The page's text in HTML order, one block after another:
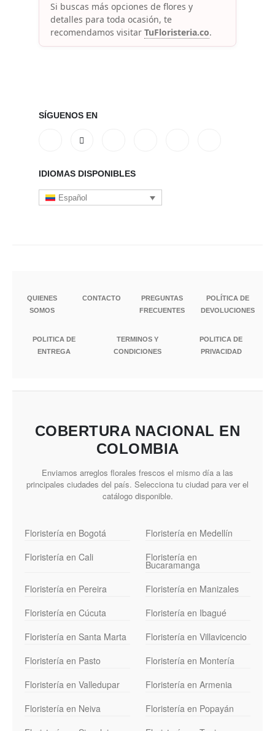
Si buscas más opciones de flores y
detalles para toda ocasión, te
recomendamos visitar TuFloristeria.co.
SÍGUENOS EN
IDIOMAS DISPONIBLES
Español
QUIENES
SOMOS
CONTACTO
PREGUNTAS
FRECUENTES
POLÍTICA DE
DEVOLUCIONES
POLITICA DE
ENTREGA
TERMINOS Y
CONDICIONES
POLITICA DE
PRIVACIDAD
COBERTURA NACIONAL EN
COLOMBIA
Enviamos arreglos florales frescos el mismo día a las
principales ciudades del país. Selecciona tu ciudad para ver el
catálogo disponible.
Floristería en Bogotá
Floristería en Medellín
Floristería en Cali
Floristería en
Bucaramanga
Floristería en Pereira
Floristería en Manizales
Floristería en Cúcuta
Floristería en Ibagué
Floristería en Santa Marta
Floristería en Villavicencio
Floristería en Pasto
Floristería en Montería
Floristería en Valledupar
Floristería en Armenia
Floristería en Neiva
Floristería en Popayán